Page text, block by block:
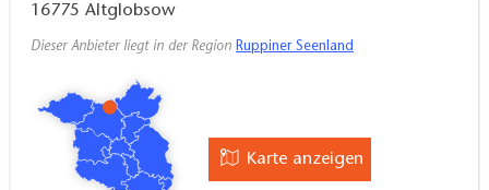
16775 Altglobsow
Dieser Anbieter liegt in der Region Ruppiner Seenland
Karte anzeigen